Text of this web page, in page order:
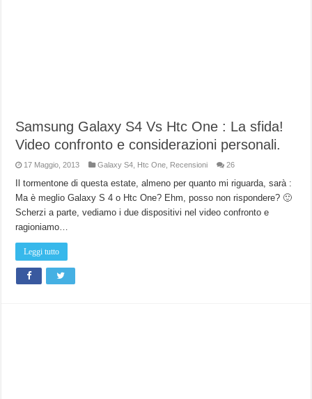
Samsung Galaxy S4 Vs Htc One : La sfida!
Video confronto e considerazioni personali.
17 Maggio, 2013 Galaxy S4 Htc One Recensioni 26
Il tormentone di questa estate, almeno per quanto mi riguarda, sarà :
Ma è meglio Galaxy S 4 o Htc One? Ehm, posso non rispondere? 🙂
Scherzi a parte, vediamo i due dispositivi nel video confronto e
ragioniamo…
Leggi tutto